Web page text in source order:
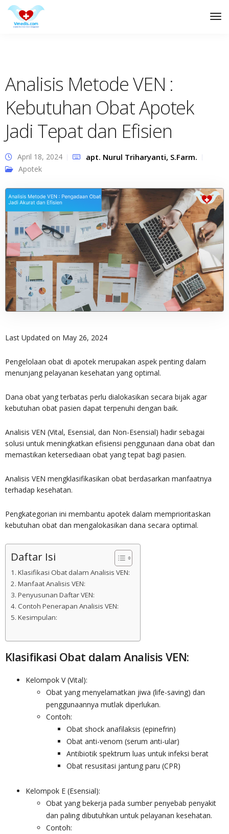
Analisis Metode VEN :
Kebutuhan Obat Apotek
Jadi Tepat dan Efisien
April 18, 2024 apt. Nurul Triharyanti, S.Farm.
Apotek
Last Updated on May 26, 2024
Pengelolaan obat di apotek merupakan aspek penting dalam
menunjang pelayanan kesehatan yang optimal.
Dana obat yang terbatas perlu dialokasikan secara bijak agar
kebutuhan obat pasien dapat terpenuhi dengan baik.
Analisis VEN (Vital, Esensial, dan Non-Esensial) hadir sebagai
solusi untuk meningkatkan efisiensi penggunaan dana obat dan
memastikan ketersediaan obat yang tepat bagi pasien.
Analisis VEN mengklasifikasikan obat berdasarkan manfaatnya
terhadap kesehatan.
Pengkategorian ini membantu apotek dalam memprioritaskan
kebutuhan obat dan mengalokasikan dana secara optimal.
Daftar Isi
Klasifikasi Obat dalam Analisis VEN:
Manfaat Analisis VEN:
Penyusunan Daftar VEN:
Contoh Penerapan Analisis VEN:
Kesimpulan:
Klasifikasi Obat dalam Analisis VEN:
Kelompok V (Vital):
Obat yang menyelamatkan jiwa (life-saving) dan
penggunaannya mutlak diperlukan.
Contoh:
Obat shock anafilaksis (epinefrin)
Obat anti-venom (serum anti-ular)
Antibiotik spektrum luas untuk infeksi berat
Obat resusitasi jantung paru (CPR)
Kelompok E (Esensial):
Obat yang bekerja pada sumber penyebab penyakit
dan paling dibutuhkan untuk pelayanan kesehatan.
Contoh: